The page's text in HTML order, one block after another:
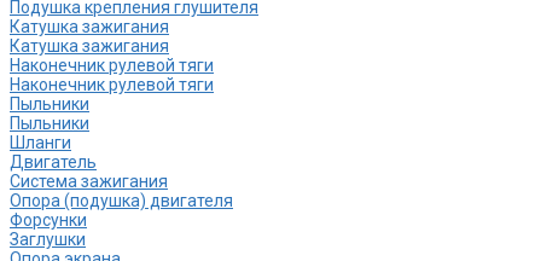
Подушка крепления глушителя
Катушка зажигания
Катушка зажигания
Наконечник рулевой тяги
Наконечник рулевой тяги
Пыльники
Пыльники
Шланги
Двигатель
Система зажигания
Опора (подушка) двигателя
Форсунки
Заглушки